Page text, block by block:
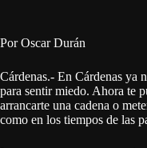
Por Oscar Durán
Cárdenas.- En Cárdenas ya
para sentir miedo. Ahora te
arrancarte una cadena o
como en los tiempos de las